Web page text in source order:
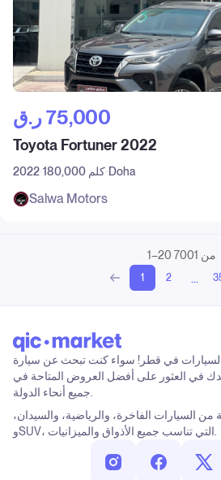
ر.ق‎ 75,000
Toyota Fortuner 2022
2022 180,000 كلم Doha
Salwa Motors
1–20 من 7001
1 2 ...
السيارات في قطر! سواء كنت تبحث عن سيارة
في العثور على أفضل العروض المتاحة في
السيارات الفاخرة، والرياضية، والسيدان،